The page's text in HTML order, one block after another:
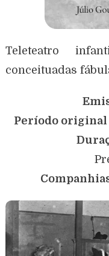
Teleteatro
conceituadas
Período original